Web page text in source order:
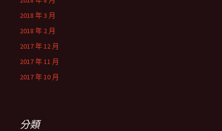
2018 年 3 月
2018 年 2 月
2017 年 12 月
2017 年 11 月
2017 年 10 月
分類